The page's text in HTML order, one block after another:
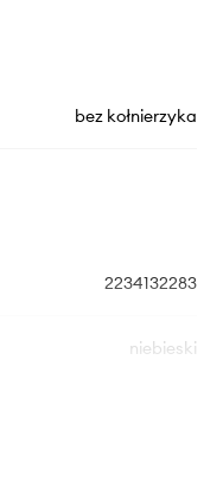
bez kołnierzyka
2234132283
niebieski